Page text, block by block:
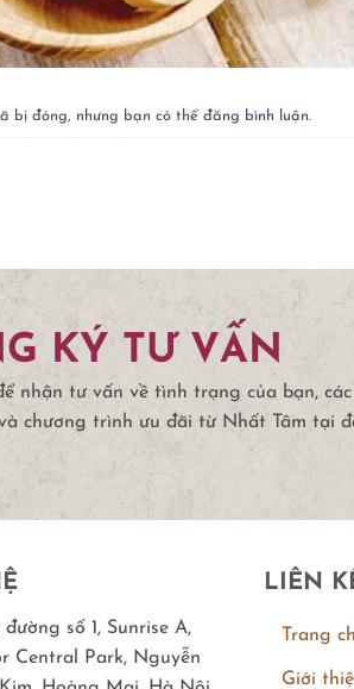
bị đóng, nhưng bạn có thể đăng bình luận.
KÝ TƯ VẤN
nhận tư vấn về tình trạng của bạn, các
chương trình ưu đãi từ Nhất Tâm tại
đường số 1, Sunrise A,
Central Park, Nguyễn
LIÊN
Trang
Giới